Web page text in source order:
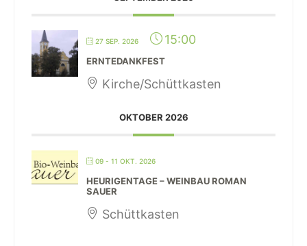
27 SEP. 2026 15:00
ERNTEDANKFEST
Kirche/Schüttkasten
OKTOBER 2026
09 - 11 OKT. 2026
HEURIGENTAGE – WEINBAU ROMAN
SAUER
Schüttkasten